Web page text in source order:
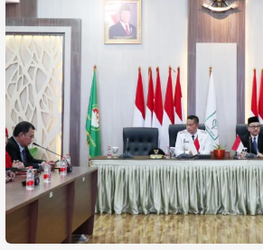
Opini
Video
More
Disclaimer